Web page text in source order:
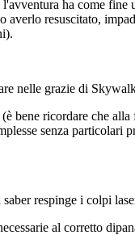
ha come
resuscitato,
nelle grazie di
bene ricordare che
senza particolari
respinge i colpi
al corretto